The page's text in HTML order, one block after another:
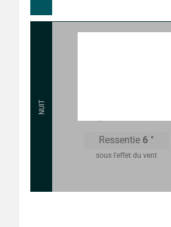
NUIT
Ressentie 6 °
sous l'effet du vent